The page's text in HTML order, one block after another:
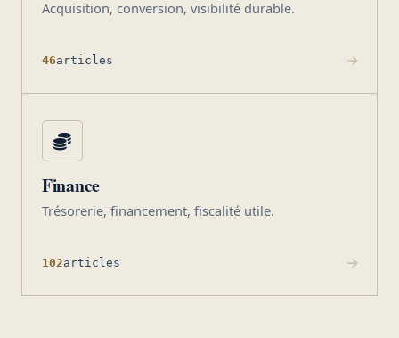
Acquisition, conversion, visibilité durable.
46articles
Finance
Trésorerie, financement, fiscalité utile.
102articles